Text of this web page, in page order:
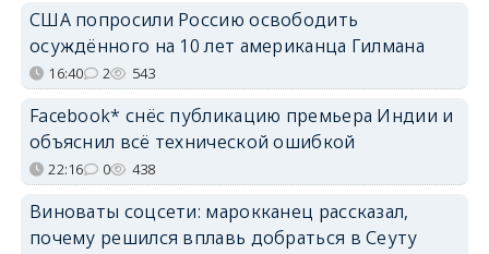
США попросили Россию освободить
осуждённого на 10 лет американца Гилмана
16:40 2 543
Facebook* снёс публикацию премьера Индии и
объяснил всё технической ошибкой
22:16 0 438
Виноваты соцсети: марокканец рассказал,
почему решился вплавь добраться в Сеуту